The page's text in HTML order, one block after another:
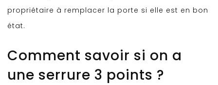
propriétaire à remplacer la porte si elle est en bon
état.
Comment savoir si on a
une serrure 3 points ?